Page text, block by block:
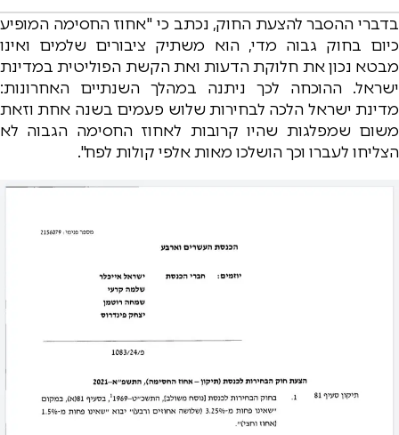
בדברי ההסבר להצעת החוק, נכתב כי "אחוז החסימה המופיע
כיום בחוק גבוה מדי, הוא משתיק ציבורים שלמים ואינו
מבטא נכון את חלוקת הדעות ואת הקשת הפוליטית במדינת
ישראל. ההוכחה לכך ניתנה במהלך השנתיים האחרונות:
מדינת ישראל הלכה לבחירות שלוש פעמים בשנה אחת וזאת
משום שמפלגות שהיו קרובות לאחוז החסימה הגבוה לא
הצליחו לעברו וכך הושלכו מאות אלפי קולות לפח".